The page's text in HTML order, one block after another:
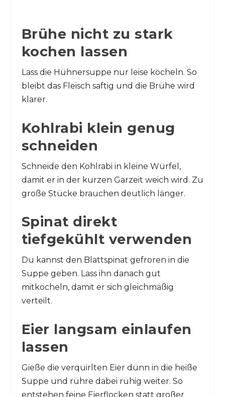
Brühe nicht zu stark
kochen lassen
Lass die Hühnersuppe nur leise köcheln. So
bleibt das Fleisch saftig und die Brühe wird
klarer.
Kohlrabi klein genug
schneiden
Schneide den Kohlrabi in kleine Würfel,
damit er in der kurzen Garzeit weich wird. Zu
große Stücke brauchen deutlich länger.
Spinat direkt
tiefgekühlt verwenden
Du kannst den Blattspinat gefroren in die
Suppe geben. Lass ihn danach gut
mitköcheln, damit er sich gleichmäßig
verteilt.
Eier langsam einlaufen
lassen
Gieße die verquirlten Eier dünn in die heiße
Suppe und rühre dabei ruhig weiter. So
entstehen feine Eierflocken statt großer